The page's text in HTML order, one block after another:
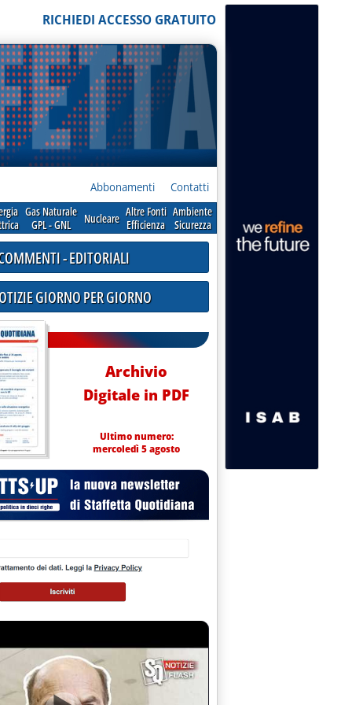
RICHIEDI ACCESSO GRATUITO
Abbonamenti Contatti
Gas Naturale
GPL - GNL
Nucleare Altre Fonti
Efficienza
Ambiente
Sicurezza
a merchant line con la Svizzera'
- EDITORIALI
GIORNO PER GIORNO
Archivio
Digitale in PDF
Ultimo numero:
mercoledì 5 agosto